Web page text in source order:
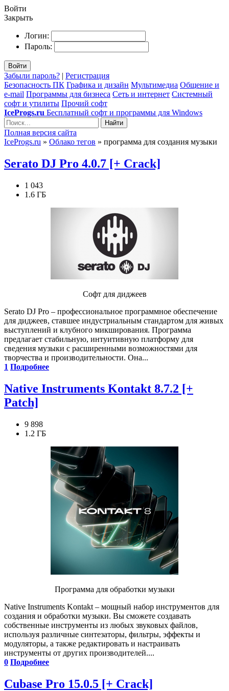
Войти
Закрыть
Логин:
Пароль:
Войти
Забыли пароль? | Регистрация
Безопасность ПК Графика и дизайн Мультимедиа Общение и
e-mail Программы для бизнеса Сеть и интернет Системный
софт и утилиты Прочий софт
IceProgs.ru Бесплатный софт и программы для Windows
Найти
Полная версия сайта
IceProgs.ru » Облако тегов » программа для создания музыки
Serato DJ Pro 4.0.7 [+ Crack]
1 043
1.6 ГБ
Софт для диджеев
Serato DJ Pro – профессиональное программное обеспечение
для диджеев, ставшее индустриальным стандартом для живых
выступлений и клубного микширования. Программа
предлагает стабильную, интуитивную платформу для
сведения музыки с расширенными возможностями для
творчества и производительности. Она...
1 Подробнее
Native Instruments Kontakt 8.7.2 [+
Patch]
9 898
1.2 ГБ
Программа для обработки музыки
Native Instruments Kontakt – мощный набор инструментов для
создания и обработки музыки. Вы сможете создавать
собственные инструменты из любых звуковых файлов,
используя различные синтезаторы, фильтры, эффекты и
модуляторы, а также редактировать и настраивать
инструменты от других производителей....
0 Подробнее
Cubase Pro 15.0.5 [+ Crack]